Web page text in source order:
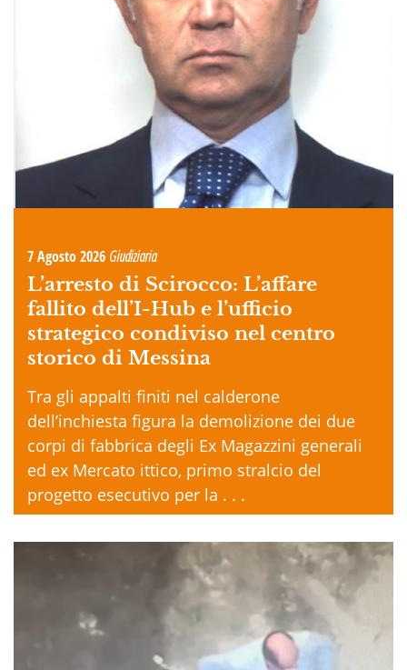
7 Agosto 2026 Giudiziaria
L’arresto di Scirocco: L’affare
fallito dell’I-Hub e l’ufficio
strategico condiviso nel centro
storico di Messina
Tra gli appalti finiti nel calderone
dell’inchiesta figura la demolizione dei due
corpi di fabbrica degli Ex Magazzini generali
ed ex Mercato ittico, primo stralcio del
progetto esecutivo per la . . .